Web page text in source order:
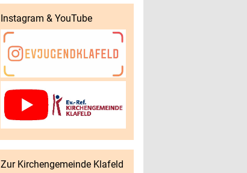
Instagram & YouTube
Zur Kirchengemeinde Klafeld